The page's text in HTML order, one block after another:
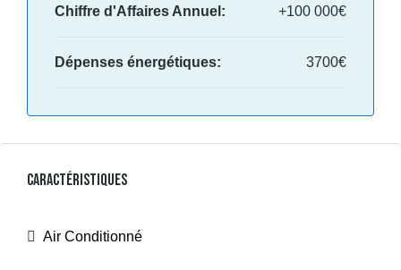
Chiffre d'Affaires Annuel: +100 000€
Dépenses énergétiques: 3700€
Caractéristiques
Air Conditionné